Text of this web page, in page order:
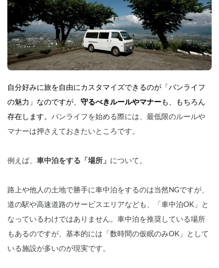
自分好みに旅を自由にカスタマイズできるのが「バンライフ
の魅力」なのですが、 守るべきルールやマナーも、もちろん
存在します。 バンライフを始める際には、最低限のルールや
マナーは押さえておきたいところです。
例えば、 車中泊をする「場所」 について。
路上や他人の土地で勝手に車中泊をするのは当然NGですが、
道の駅や高速道路のサービスエリアなども、「車中泊OK」と
なっているわけではありません。車中泊を推奨している場所
もあるのですが、基本的には「数時間の仮眠のみOK」として
いる施設が多いのが現実です。